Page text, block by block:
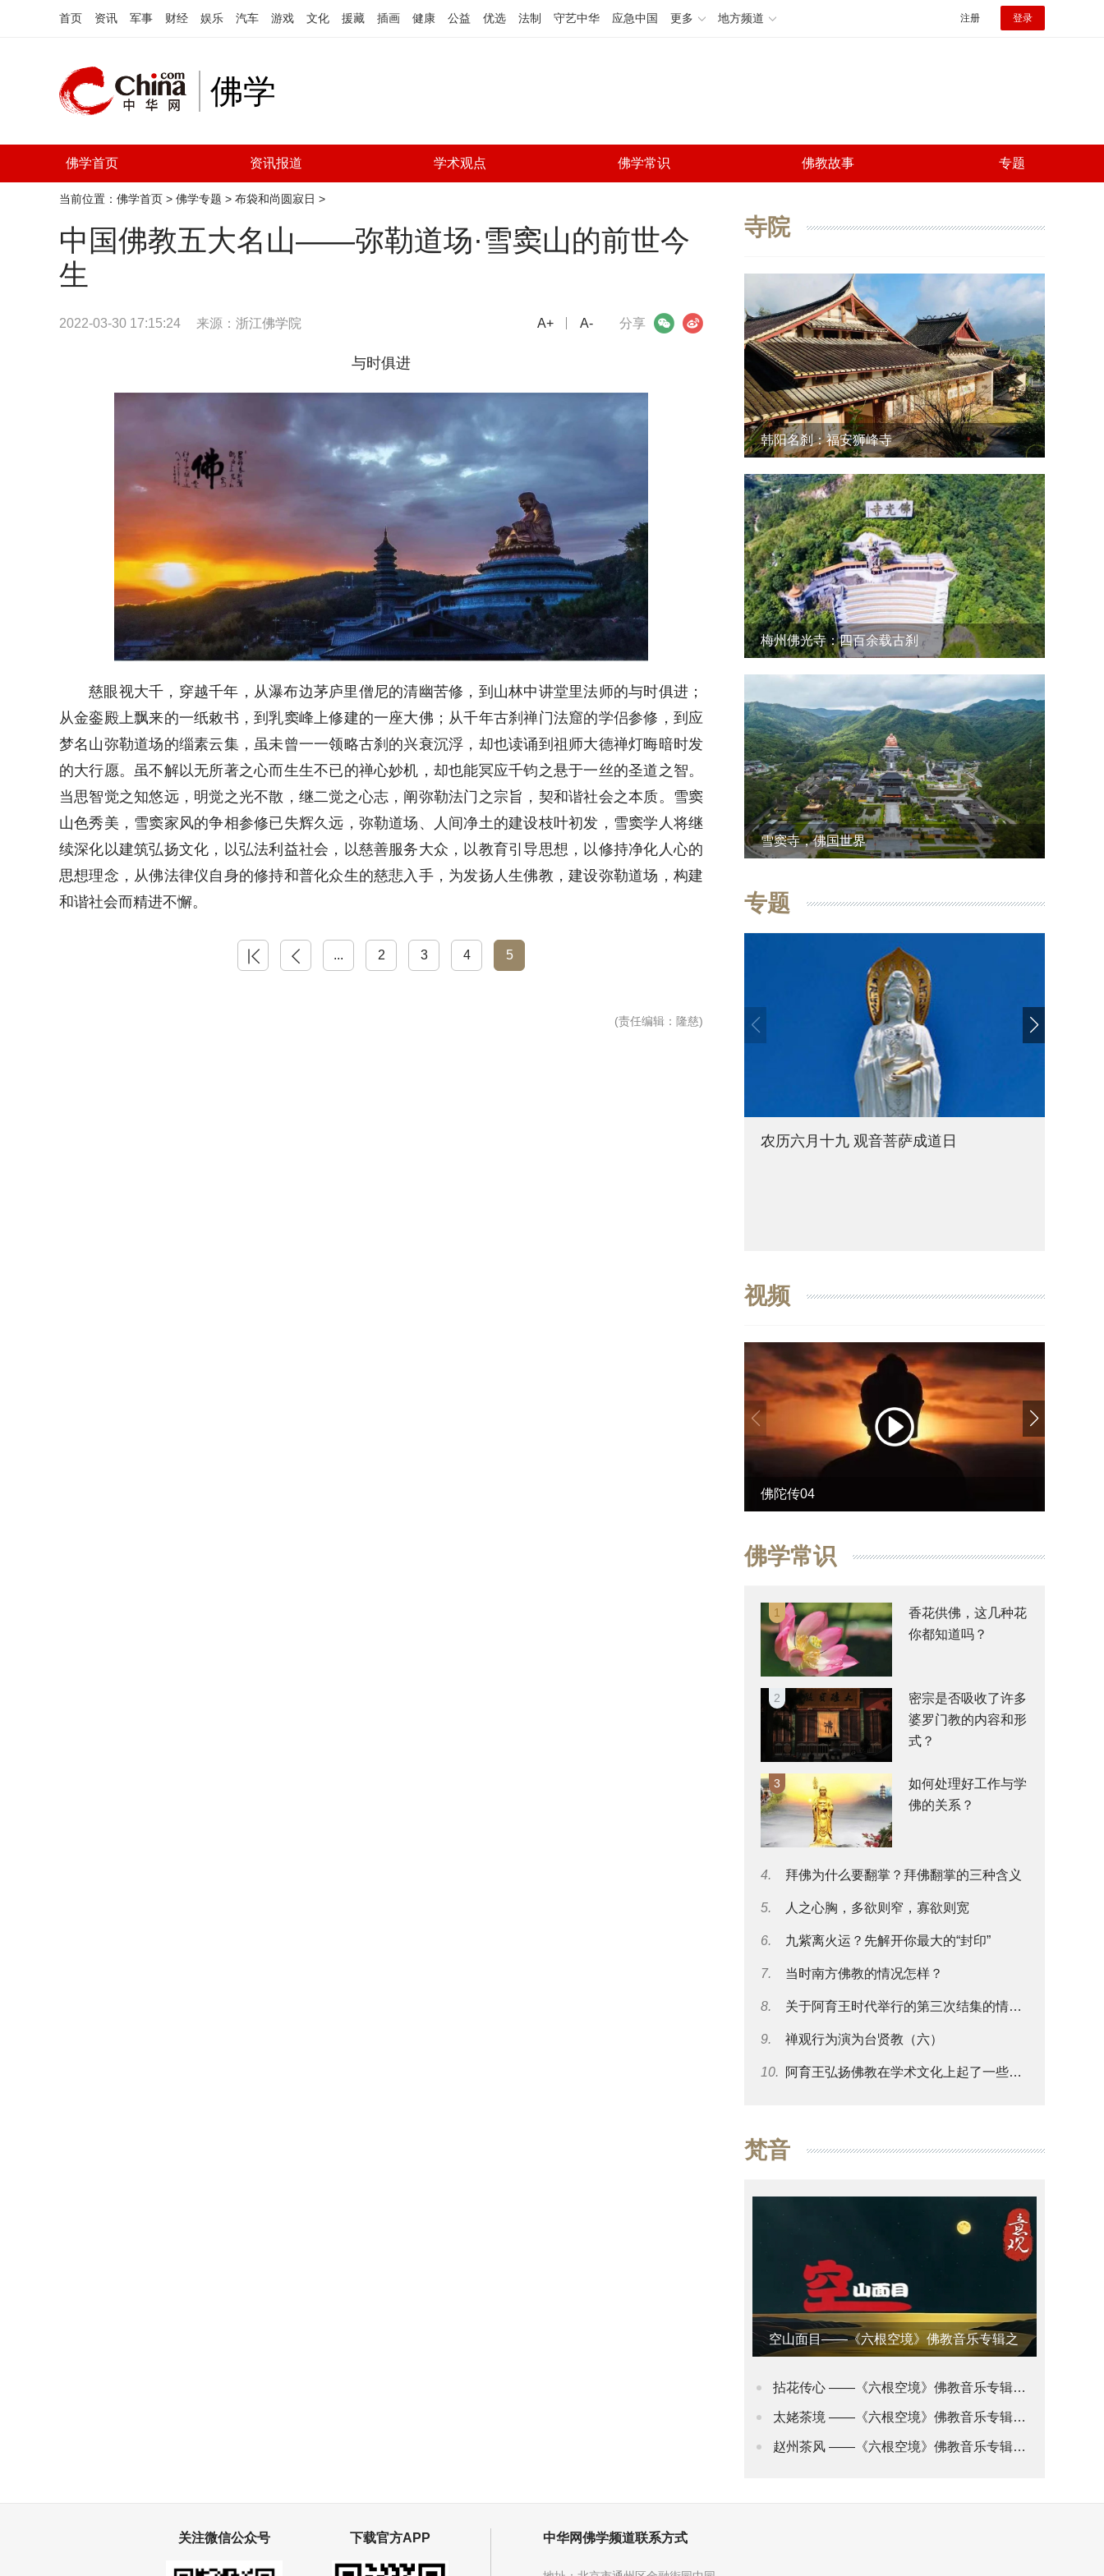
首页 资讯 军事 财经 娱乐 汽车 游戏 文化 援藏 插画 健康 公益 优选 法制 守艺中华 应急中国 更多 地方频道 注册 登录
佛学
佛学首页 资讯报道 学术观点 佛学常识 佛教故事 专题
当前位置： 佛学首页 > 佛学专题 > 布袋和尚圆寂日 >
中国佛教五大名山——弥勒道场·雪窦山的前世今
生
2022-03-30 17:15:24 来源： 浙江佛学院 分享
微信 微博
A+ A-
与时俱进
慈眼视大千，穿越千年，从瀑布边茅庐里僧尼的清幽苦修，到山林中讲堂里法师的与时俱进；
从金銮殿上飘来的一纸敕书，到乳窦峰上修建的一座大佛；从千年古刹禅门法窟的学侣参修，到应
梦名山弥勒道场的缁素云集，虽未曾一一领略古刹的兴衰沉浮，却也读诵到祖师大德禅灯晦暗时发
的大行愿。虽不解以无所著之心而生生不已的禅心妙机，却也能冥应千钧之悬于一丝的圣道之智。
当思智觉之知悠远，明觉之光不散，继二觉之心志，阐弥勒法门之宗旨，契和谐社会之本质。雪窦
山色秀美，雪窦家风的争相参修已失辉久远，弥勒道场、人间净土的建设枝叶初发，雪窦学人将继
续深化以建筑弘扬文化，以弘法利益社会，以慈善服务大众，以教育引导思想，以修持净化人心的
思想理念，从佛法律仪自身的修持和普化众生的慈悲入手，为发扬人生佛教，建设弥勒道场，构建
和谐社会而精进不懈。
... 2 3 4 5
(责任编辑 ：隆慈)
寺院
韩阳名刹：福安狮峰寺
梅州佛光寺：四百余载古刹
雪窦寺，佛国世界
专题
农历六月十九 观音菩萨成道日
视频
佛陀传04
佛学常识
1
香花供佛，这几种花
你都知道吗？
2
密宗是否吸收了许多
婆罗门教的内容和形
式？
3
如何处理好工作与学
佛的关系？
4. 拜佛为什么要翻掌？拜佛翻掌的三种含义
5. 人之心胸，多欲则窄，寡欲则宽
6. 九紫离火运？先解开你最大的“封印”
7. 当时南方佛教的情况怎样？
8. 关于阿育王时代举行的第三次结集的情况可否再谈一些？
9. 禅观行为演为台贤教（六）
10. 阿育王弘扬佛教在学术文化上起了一些什么影响？
梵音
空山面目——《六根空境》佛教音乐专辑之
拈花传心 ——《六根空境》佛教音乐专辑之身观•花道
太姥茶境 ——《六根空境》佛教音乐专辑之舌观•茶道(2)
赵州茶风 ——《六根空境》佛教音乐专辑之舌观•茶道(1)
关注微信公众号 下载官方APP 中华网佛学频道联系方式